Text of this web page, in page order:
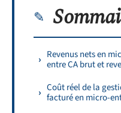
Revenus nets en
entre CA brut et
Coût réel de la
facturé en micro-